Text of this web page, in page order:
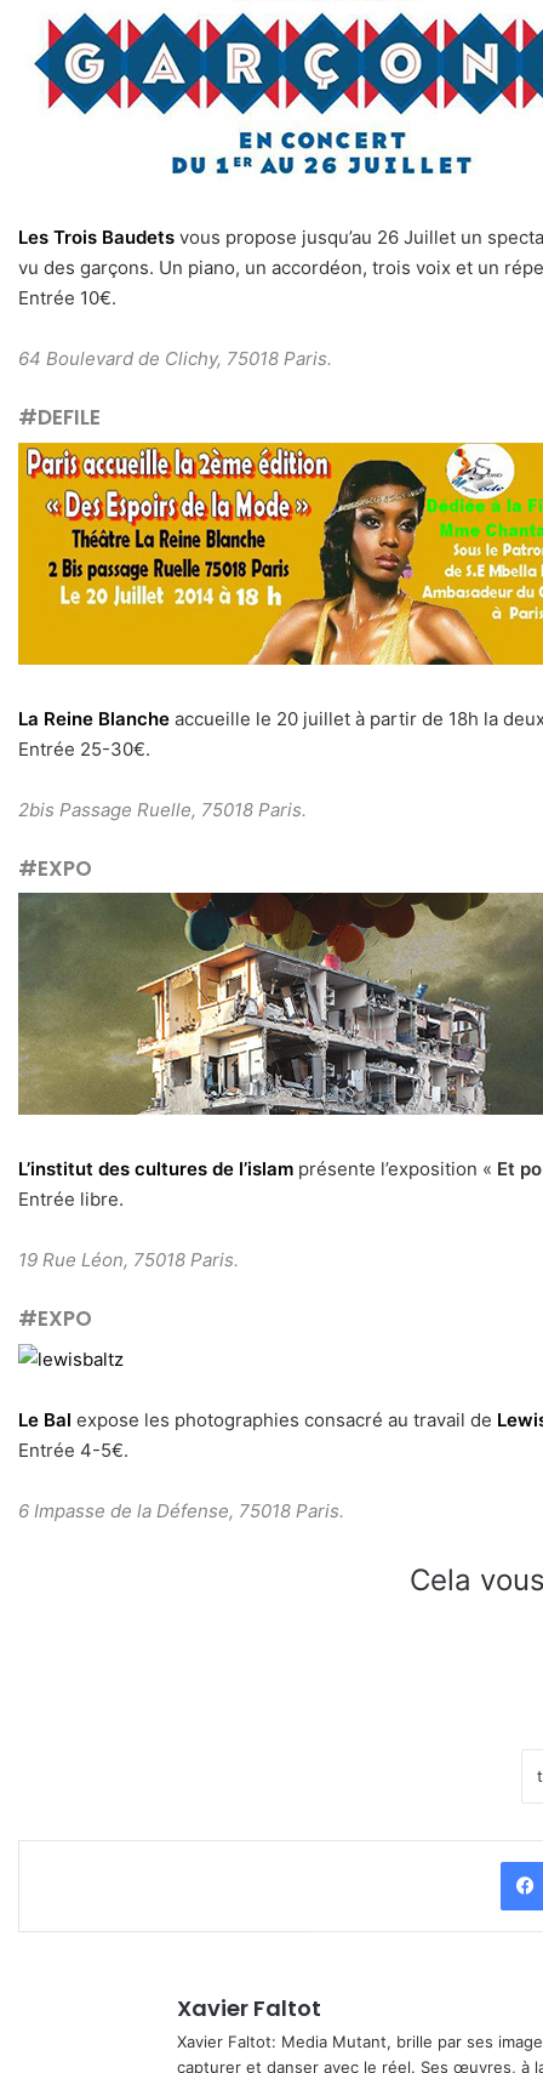
Les Trois Baudets vous propose jusqu’au 26 Juillet un
vu des garçons. Un piano, un accordéon, trois voix et un
Entrée 10€.
64 Boulevard de Clichy, 75018 Paris.
#DEFILE
La Reine Blanche accueille le 20 juillet à partir de 18h la
Entrée 25-30€.
2bis Passage Ruelle, 75018 Paris.
#EXPO
L’institut des cultures de l’islam présente l’exposition « Et
Entrée libre.
19 Rue Léon, 75018 Paris.
#EXPO
Le Bal expose les photographies consacré au travail de
Entrée 4-5€.
6 Impasse de la Défense, 75018 Paris.
Cela
Xavier Faltot
Xavier Faltot: Media Mutant, brille par ses
capturer et danser avec le réel. Ses œuvres, à